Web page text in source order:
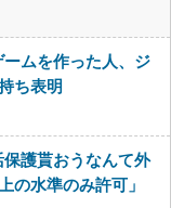
ームを作った人、ジ
ち表明
護貰おうなんて外
の水準のみ許可」